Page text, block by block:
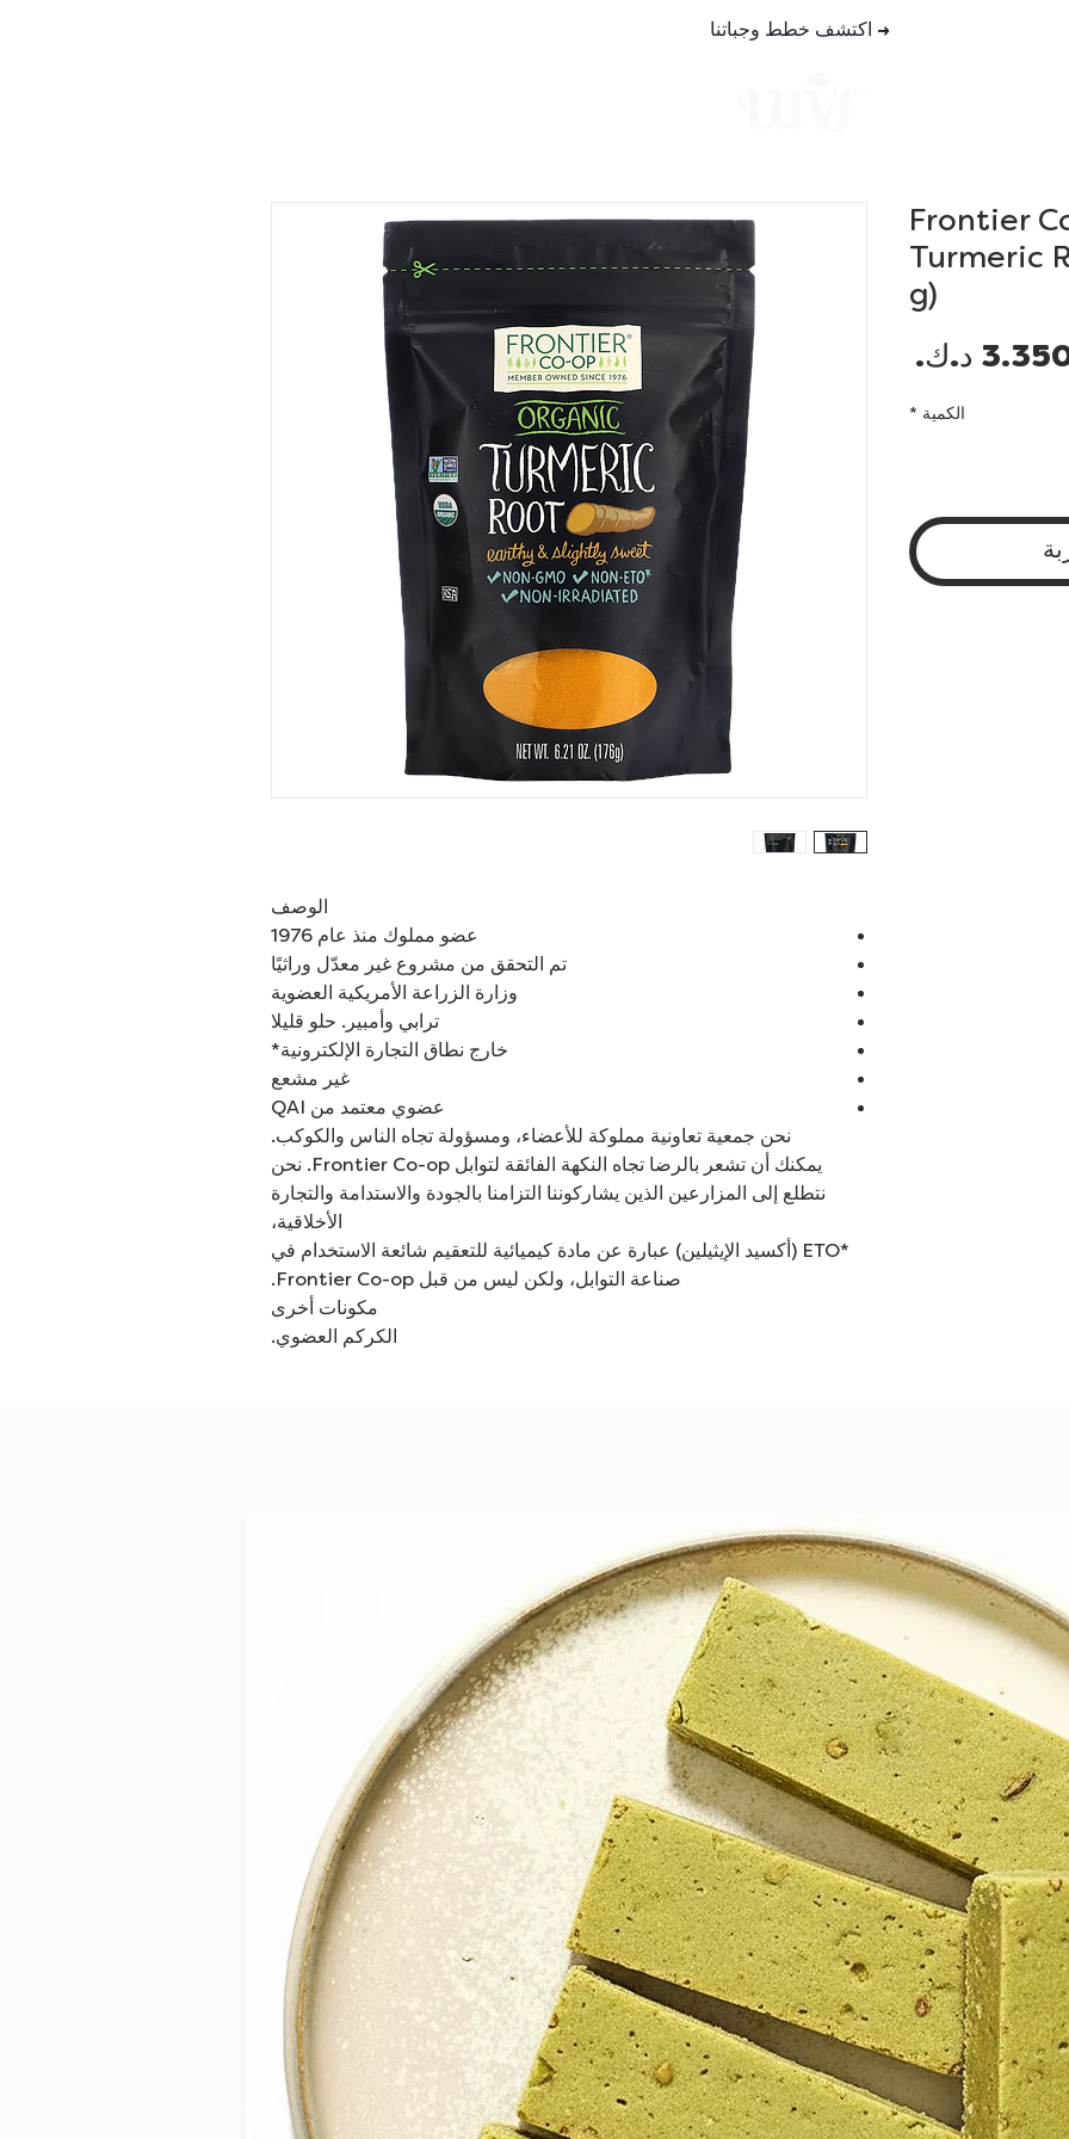
اكتشف خطط وجباتنا →
الوصف
عضو مملوك منذ عام 1976
تم التحقق من مشروع غير معدّل وراثيًا
وزارة الزراعة الأمريكية العضوية
ترابي وأمبير. حلو قليلا
خارج نطاق التجارة الإلكترونية*
غير مشعع
عضوي معتمد من QAI
نحن جمعية تعاونية مملوكة للأعضاء، ومسؤولة تجاه الناس والكوكب.
يمكنك أن تشعر بالرضا تجاه النكهة الفائقة لتوابل Frontier Co-op. نحن
نتطلع إلى المزارعين الذين يشاركوننا التزامنا بالجودة والاستدامة والتجارة
الأخلاقية،
*ETO (أكسيد الإيثيلين) عبارة عن مادة كيميائية للتعقيم شائعة الاستخدام في
صناعة التوابل، ولكن ليس من قبل Frontier Co-op.
مكونات أخرى
الكركم العضوي.
Frontier
Turmeric
g)
الكمية *